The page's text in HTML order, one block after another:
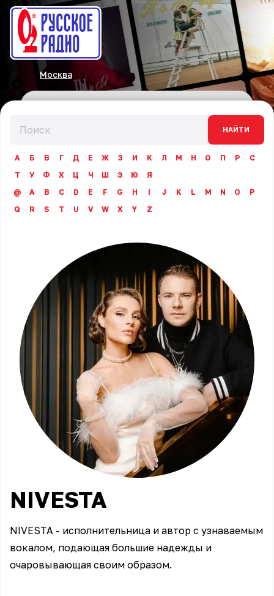
Москва
НАЙТИ
А Б В Г Д Е Ж З И К Л М Н О П Р
С
Т
У Ф Х Ц Ч Ш Э Ю
Я
@
A B C D E F G H I J K L M N O
P
Q
R S T U V W X Y Z
NIVESTA
NIVESTA - исполнительница и автор с узнаваемым
вокалом, подающая большие надежды и
очаровывающая своим образом.